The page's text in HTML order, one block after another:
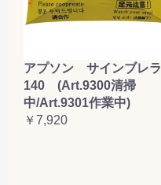
アプソン サインブレラ
140 (Art.9300清掃
中/Art.9301作業中)
￥7,920